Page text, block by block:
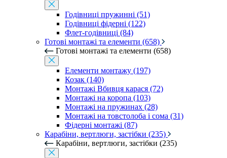
Годівниці пружинні (51)
Годівниці фідерні (122)
Флет-годівниці (84)
Готові монтажі та елементи (658)
Готові монтажі та елементи (658)
Елементи монтажу (197)
Козак (140)
Монтажі Вбивця карася (72)
Монтажі на коропа (103)
Монтажі на пружинах (28)
Монтажі на товстолоба і сома (31)
Фідерні монтажі (87)
Карабіни, вертлюги, застібки (235)
Карабіни, вертлюги, застібки (235)